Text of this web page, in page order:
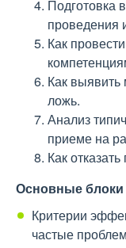
Подготовка
проведения
Как
Как
ложь.
Анализ
приеме на
Как
Основные блоки
Критерии
частые